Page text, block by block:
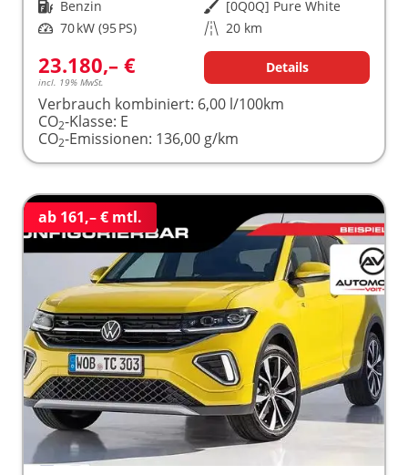
Kraftstoff Benzin Außenfarbe [0Q0Q] Pure White
Leistung 70 kW (95 PS) Kilometerstand 20 km
23.180,– €
incl. 19% MwSt.
Details
Verbrauch kombiniert: 6,00 l/100km
CO2-Klasse: E
CO2-Emissionen: 136,00 g/km
ab 161,– € mtl.